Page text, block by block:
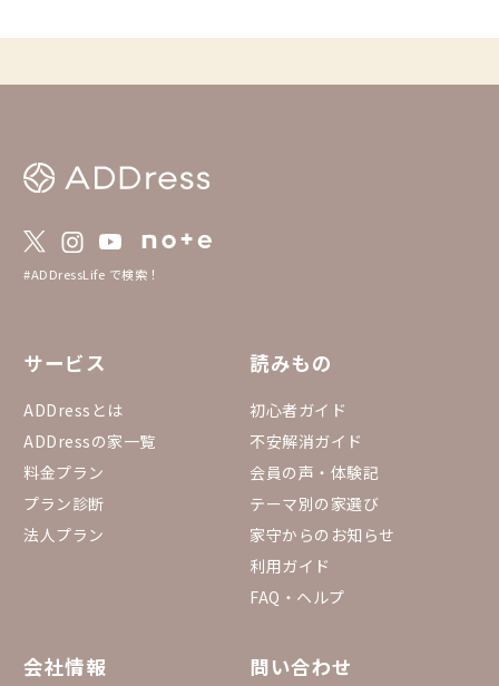
#ADDressLife で検索！
サービス
ADDressとは
ADDressの家一覧
料金プラン
プラン診断
法人プラン
読みもの
初心者ガイド
不安解消ガイド
会員の声・体験記
テーマ別の家選び
家守からのお知らせ
利用ガイド
FAQ・ヘルプ
会社情報 問い合わせ